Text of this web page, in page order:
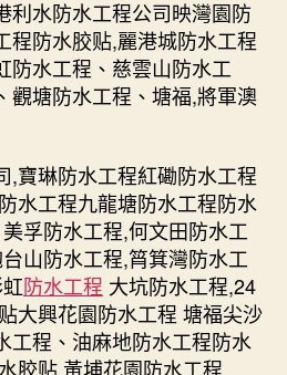
利水防水工程公司映灣園防
程防水胶贴,麗港城防水工程
防水工程、慈雲山防水工
、觀塘防水工程、塘福,將軍澳
,寶琳防水工程紅磡防水工程
水工程九龍塘防水工程防水
孚防水工程,何文田防水工
山防水工程,筲箕灣防水工
防水工程 大坑防水工程,24
大興花園防水工程 塘福尖沙
工程、油麻地防水工程防水
胶贴,黃埔花園防水工程